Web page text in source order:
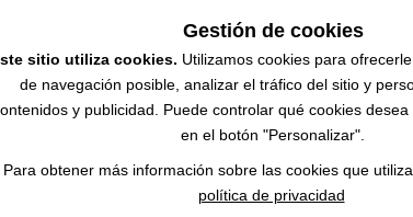
30,52 €sin IVA
el marcado
CITA EXPRESA
Desde 23,02 €
Sin incluir el marcado
En stock: 5 524
Gestión de cookies
sitio utiliza cookies. Utilizamos cookies para
de navegación posible, analizar el tráfico del sitio y
y publicidad. Puede controlar qué cookies
en el botón "Personalizar".
Para obtener más información sobre las cookies que
política de privacidad